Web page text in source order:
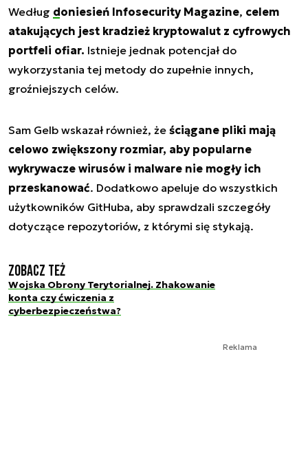
Według doniesień Infosecurity Magazine, celem
atakujących jest kradzież kryptowalut z cyfrowych
portfeli ofiar. Istnieje jednak potencjał do
wykorzystania tej metody do zupełnie innych,
groźniejszych celów.
Sam Gelb wskazał również, że ściągane pliki mają
celowo zwiększony rozmiar, aby popularne
wykrywacze wirusów i malware nie mogły ich
przeskanować. Dodatkowo apeluje do wszystkich
użytkowników GitHuba, aby sprawdzali szczegóły
dotyczące repozytoriów, z którymi się stykają.
Zobacz też
Wojska Obrony Terytorialnej. Zhakowanie
konta czy ćwiczenia z
cyberbezpieczeństwa?
Reklama